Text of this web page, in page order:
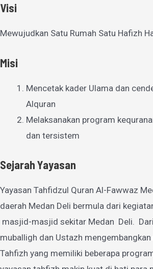
Visi
Mewujudkan Satu Rumah Satu Hafizh
Misi
Mencetak kader Ulama dan
Alquran
Melaksanakan program
dan tersistem
Sejarah Yayasan
Yayasan Tahfidzul Quran Al-Fawwaz
daerah Medan Deli bermula dari
masjid-masjid sekitar Medan Deli.
muballigh dan Ustazh
Tahfizh yang memiliki beberapa